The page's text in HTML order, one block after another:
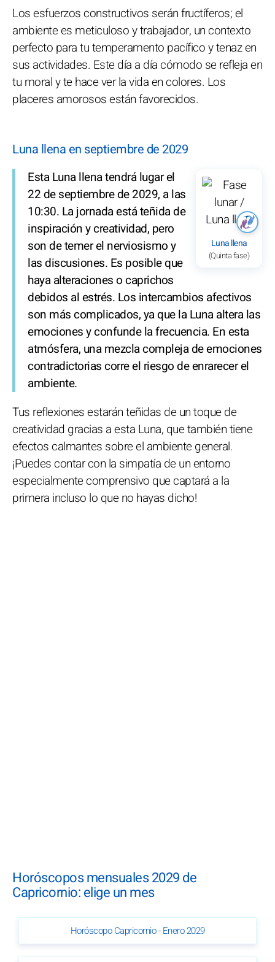
Los esfuerzos constructivos serán fructíferos; el
ambiente es meticuloso y trabajador, un contexto
perfecto para tu temperamento pacífico y tenaz en
sus actividades. Este día a día cómodo se refleja en
tu moral y te hace ver la vida en colores. Los
placeres amorosos están favorecidos.
Luna llena en septiembre de 2029
Luna llena
(Quinta fase)
Esta Luna llena tendrá lugar el
22 de septiembre de 2029, a las
10:30. La jornada está teñida de
inspiración y creatividad, pero
son de temer el nerviosismo y
las discusiones. Es posible que
haya alteraciones o caprichos
debidos al estrés. Los intercambios afectivos
son más complicados, ya que la Luna altera las
emociones y confunde la frecuencia. En esta
atmósfera, una mezcla compleja de emociones
contradictorias corre el riesgo de enrarecer el
ambiente.
Tus reflexiones estarán teñidas de un toque de
creatividad gracias a esta Luna, que también tiene
efectos calmantes sobre el ambiente general.
¡Puedes contar con la simpatía de un entorno
especialmente comprensivo que captará a la
primera incluso lo que no hayas dicho!
Horóscopos mensuales 2029 de
Capricornio: elige un mes
Horóscopo Capricornio - Enero 2029